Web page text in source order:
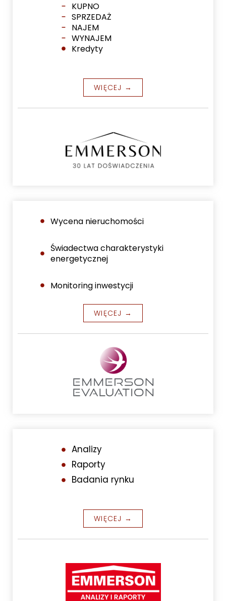
KUPNO
SPRZEDAŻ
NAJEM
WYNAJEM
Kredyty
WIĘCEJ →
Wycena nieruchomości
Świadectwa charakterystyki
energetycznej
Monitoring inwestycji
WIĘCEJ →
Analizy
Raporty
Badania rynku
WIĘCEJ →